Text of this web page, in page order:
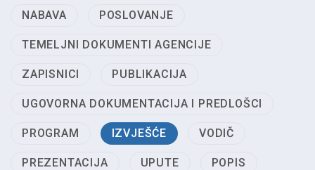
NABAVA POSLOVANJE
TEMELJNI DOKUMENTI AGENCIJE
ZAPISNICI PUBLIKACIJA
UGOVORNA DOKUMENTACIJA I PREDLOŠCI
PROGRAM IZVJEŠĆE VODIČ
PREZENTACIJA UPUTE POPIS